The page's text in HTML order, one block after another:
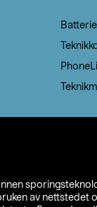
av nettstedet